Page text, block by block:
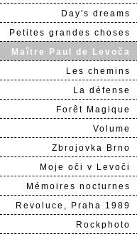
Day's dreams
Petites grandes choses
Maître Paul de Levoča
Les chemins
La défense
Forêt Magique
Volume
Zbrojovka Brno
Moje oči v Levoči
Mémoires nocturnes
Revoluce, Praha 1989
Rockphoto